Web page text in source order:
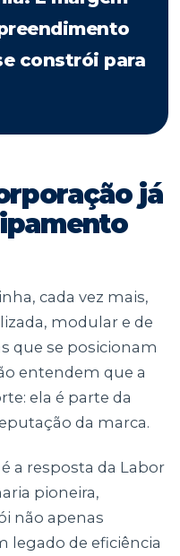
constrói para
já
cada vez mais,
modular e de
que se posicionam
entendem que a
ela é parte da
da marca.
é a resposta da Labor
pioneira,
não apenas
de eficiência